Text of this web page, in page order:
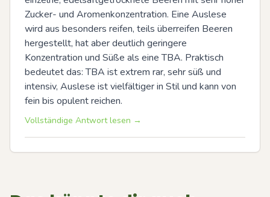
Zucker- und Aromenkonzentration. Eine Auslese
wird aus besonders reifen, teils überreifen Beeren
hergestellt, hat aber deutlich geringere
Konzentration und Süße als eine TBA. Praktisch
bedeutet das: TBA ist extrem rar, sehr süß und
intensiv, Auslese ist vielfältiger in Stil und kann von
fein bis opulent reichen.
Vollständige Antwort lesen →